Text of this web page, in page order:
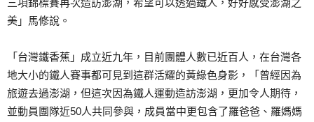
三項錦標賽再次造訪澎湖，希望可以透過鐵人，好好感受澎湖之
美」馬修說。
「台灣鐵香蕉」成立近九年，目前團體人數已近百人，在台灣各
地大小的鐵人賽事都可見到這群活耀的黃綠色身影，「曾經因為
旅遊去過澎湖，但這次因為鐵人運動造訪澎湖，更加令人期待，
並動員團隊近50人共同參與，成員當中更包含了羅爸爸、羅媽媽